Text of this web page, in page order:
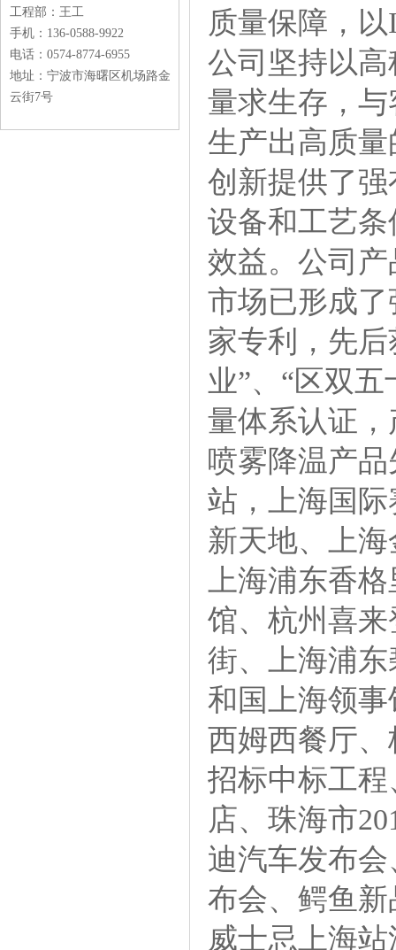
工程部：王工
手机：136-0588-9922
电话：0574-8774-6955
地址：宁波市海曙区机场路金
云街7号
质量保障，
公司坚持以
量求生存，
生产出高质
创新提供了
设备和工艺
效益。公司
市场已形成
家专利，先
业”、“区双
量体系认证
喷雾降温产
站，上海国
新天地、上
上海浦东香
馆、杭州喜
街、上海浦
和国上海领
西姆西餐厅
招标中标工
店、珠海市
迪汽车发布
布会、鳄鱼
威士忌上海